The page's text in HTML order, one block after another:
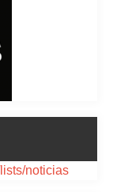
noticias